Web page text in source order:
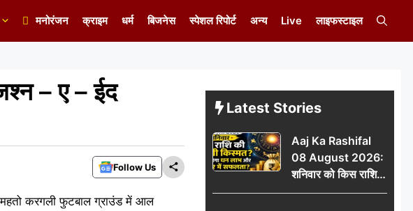
मनोरंजन क्राइम धर्म बिजनेस स्पेशल रिपोर्ट अन्य Live लाइफस्टाइल
– ए – ईद
Follow Us
महतो करगली फुटबाल ग्राउंड में आल
Latest Stories
Aaj Ka Rashifal
08 August 2026:
शनिवार को किस राशि
की चमकेगी किस्मत,